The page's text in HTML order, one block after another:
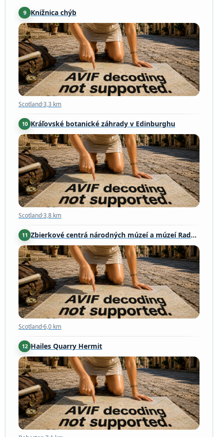
9 Knižnica chýb
Scotland·3,3 km
Scotland·3,3 km
10 Kráľovské botanické záhrady v Edinburghu
Scotland·3,8 km
Scotland·3,8 km
11 Zbierkové centrá národných múzeí a múzeí Rady Európy
Scotland·6,0 km
Scotland·6,0 km
12 Hailes Quarry Hermit
Baberton·7,1 km